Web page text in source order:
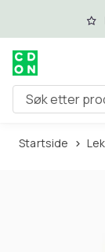
Hopp til
Søk etter
Startside